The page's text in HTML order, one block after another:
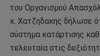
του Οργανισμού
κ. Χατζηδακης δήλωσε
σύστημα κατάρτισης
τελευταία στις